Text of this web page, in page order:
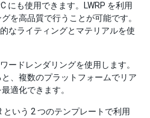
にも使用できます。LWRP を利用
を高品質で行うことが可能です。
なライティングとマテリアルを使
ードレンダリングを使用します。
、複数のプラットフォームでリア
適化できます。
という 2 つのテンプレートで利用